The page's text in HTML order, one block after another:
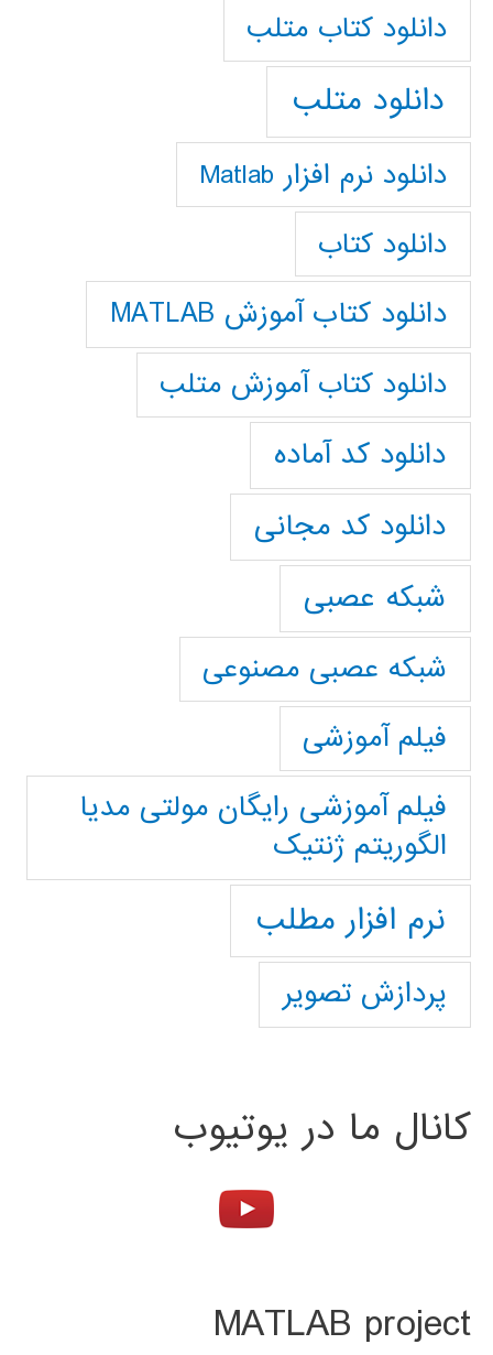
دانلود كتاب متلب
دانلود متلب
دانلود نرم افزار Matlab
دانلود کتاب
دانلود کتاب آموزش MATLAB
دانلود کتاب آموزش متلب
دانلود کد آماده
دانلود کد مجانی
شبکه عصبی
شبکه عصبی مصنوعی
فیلم آموزشی
فیلم آموزشی رایگان مولتی مدیا
الگوریتم ژنتیک
نرم افزار مطلب
پردازش تصویر
کانال ما در یوتیوب
MATLAB project